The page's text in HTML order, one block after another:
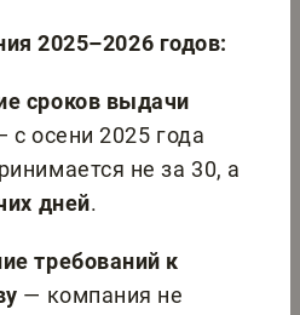
2025–2026 годов:
сроков выдачи
с осени 2025 года
не за 30, а
дней.
требований к
— компания не